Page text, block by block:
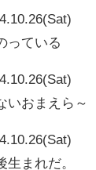
っている
いおまえら～
まれだ。